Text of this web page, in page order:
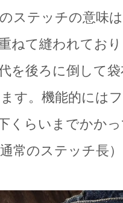
ステッチの意味
ねて縫われてお
を後ろに倒して
す。機能的には
くらいまでかか
常のステッチ長）